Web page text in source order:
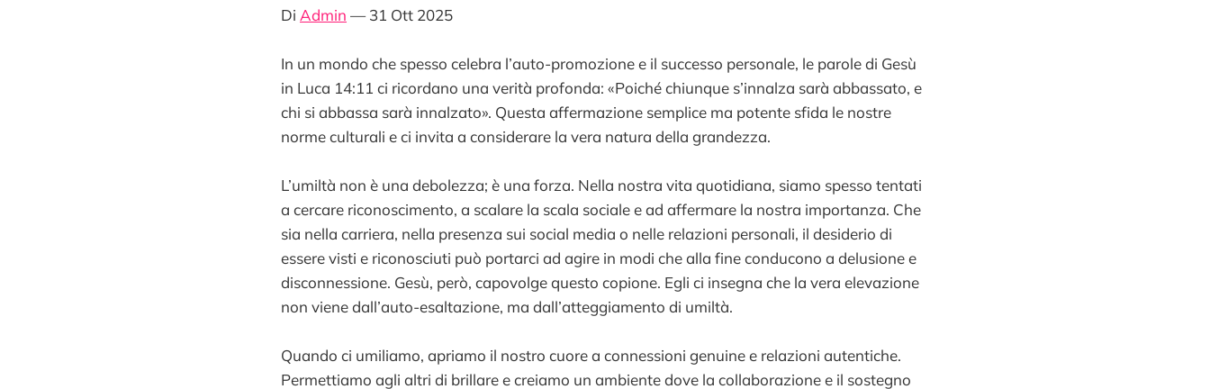
Di Admin — 31 Ott 2025
In un mondo che spesso celebra l’auto-promozione e il successo personale, le parole di Gesù
in Luca 14:11 ci ricordano una verità profonda: «Poiché chiunque s’innalza sarà abbassato, e
chi si abbassa sarà innalzato». Questa affermazione semplice ma potente sfida le nostre
norme culturali e ci invita a considerare la vera natura della grandezza.
L’umiltà non è una debolezza; è una forza. Nella nostra vita quotidiana, siamo spesso tentati
a cercare riconoscimento, a scalare la scala sociale e ad affermare la nostra importanza. Che
sia nella carriera, nella presenza sui social media o nelle relazioni personali, il desiderio di
essere visti e riconosciuti può portarci ad agire in modi che alla fine conducono a delusione e
disconnessione. Gesù, però, capovolge questo copione. Egli ci insegna che la vera elevazione
non viene dall’auto-esaltazione, ma dall’atteggiamento di umiltà.
Quando ci umiliamo, apriamo il nostro cuore a connessioni genuine e relazioni autentiche.
Permettiamo agli altri di brillare e creiamo un ambiente dove la collaborazione e il sostegno